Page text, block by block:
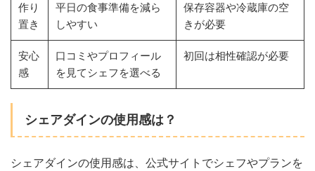
作り
置き
平日の食事準備を減ら
しやすい
保存容器や冷蔵庫の空
きが必要
安心
感
口コミやプロフィール
を見てシェフを選べる
初回は相性確認が必要
シェアダインの使用感は？
シェアダインの使用感は、公式サイトでシェフやプランを